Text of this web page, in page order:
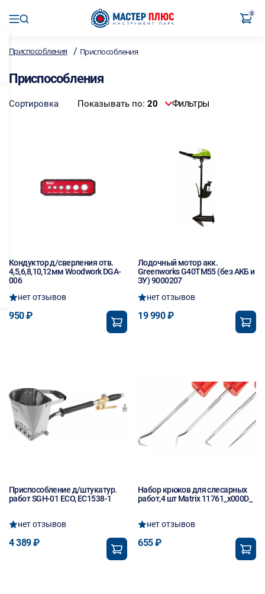
0
Приспособления / Приспособления
Приспособления
Сортировка Показывать по: 20 Фильтры
Кондуктор д/сверления отв.
4,5,6,8,10,12мм Woodwork DGA-
006
нет отзывов
950 ₽
Лодочный мотор акк.
Greenworks G40TM55 (без АКБ и
ЗУ) 9000207
нет отзывов
19 990 ₽
Приспособление д/штукатур.
работ SGH-01 ECO, EC1538-1
нет отзывов
4 389 ₽
Набор крюков для слесарных
работ,4 шт Matrix 11761_x000D_
нет отзывов
655 ₽